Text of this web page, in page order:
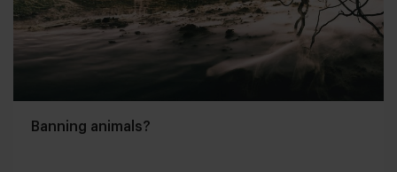
Banning animals?